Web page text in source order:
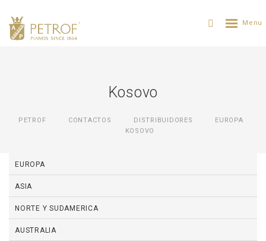
Kosovo
PETROF CONTACTOS DISTRIBUIDORES
ЕUROPA
KOSOVO
EUROPA
ASIA
NORTE Y SUDAMERICA
AUSTRALIA